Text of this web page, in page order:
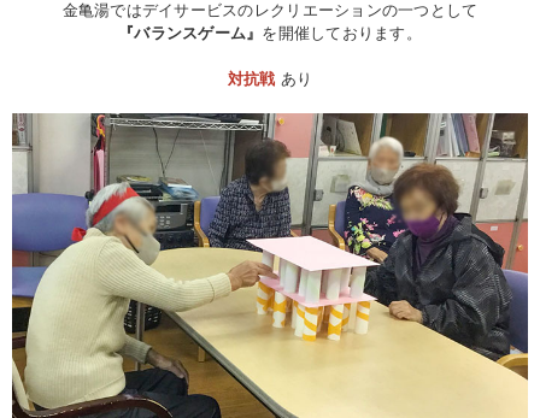
金亀湯ではデイサービスのレクリエーションの一つとして
『バランスゲーム』 を開催しております。
対抗戦 あり